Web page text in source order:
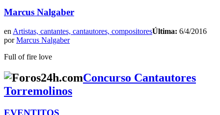
Marcus Nalgaber
en Artistas, cantantes, cantautores, compositoresÚltima: 6/4/2016
porMarcus Nalgaber
Full of fire love
Concurso Cantautores
Torremolinos
EVENTITOS